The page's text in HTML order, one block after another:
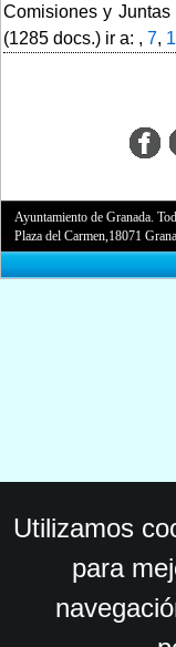
Comisiones y
(1285 docs.) ir a: , 7,
Ayuntamiento de Granada.
Plaza del Carmen,18071
Utilizamos
para